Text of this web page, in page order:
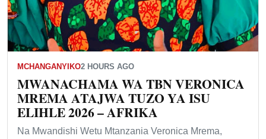
MCHANGANYIKO2 HOURS AGO
MWANACHAMA WA TBN VERONICA
MREMA ATAJWA TUZO YA ISU
ELIHLE 2026 – AFRIKA
Na Mwandishi Wetu Mtanzania Veronica Mrema,